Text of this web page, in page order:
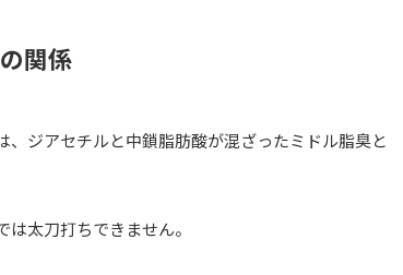
関係
ジアセチルと中鎖脂肪酸が混ざったミドル脂臭と
太刀打ちできません。